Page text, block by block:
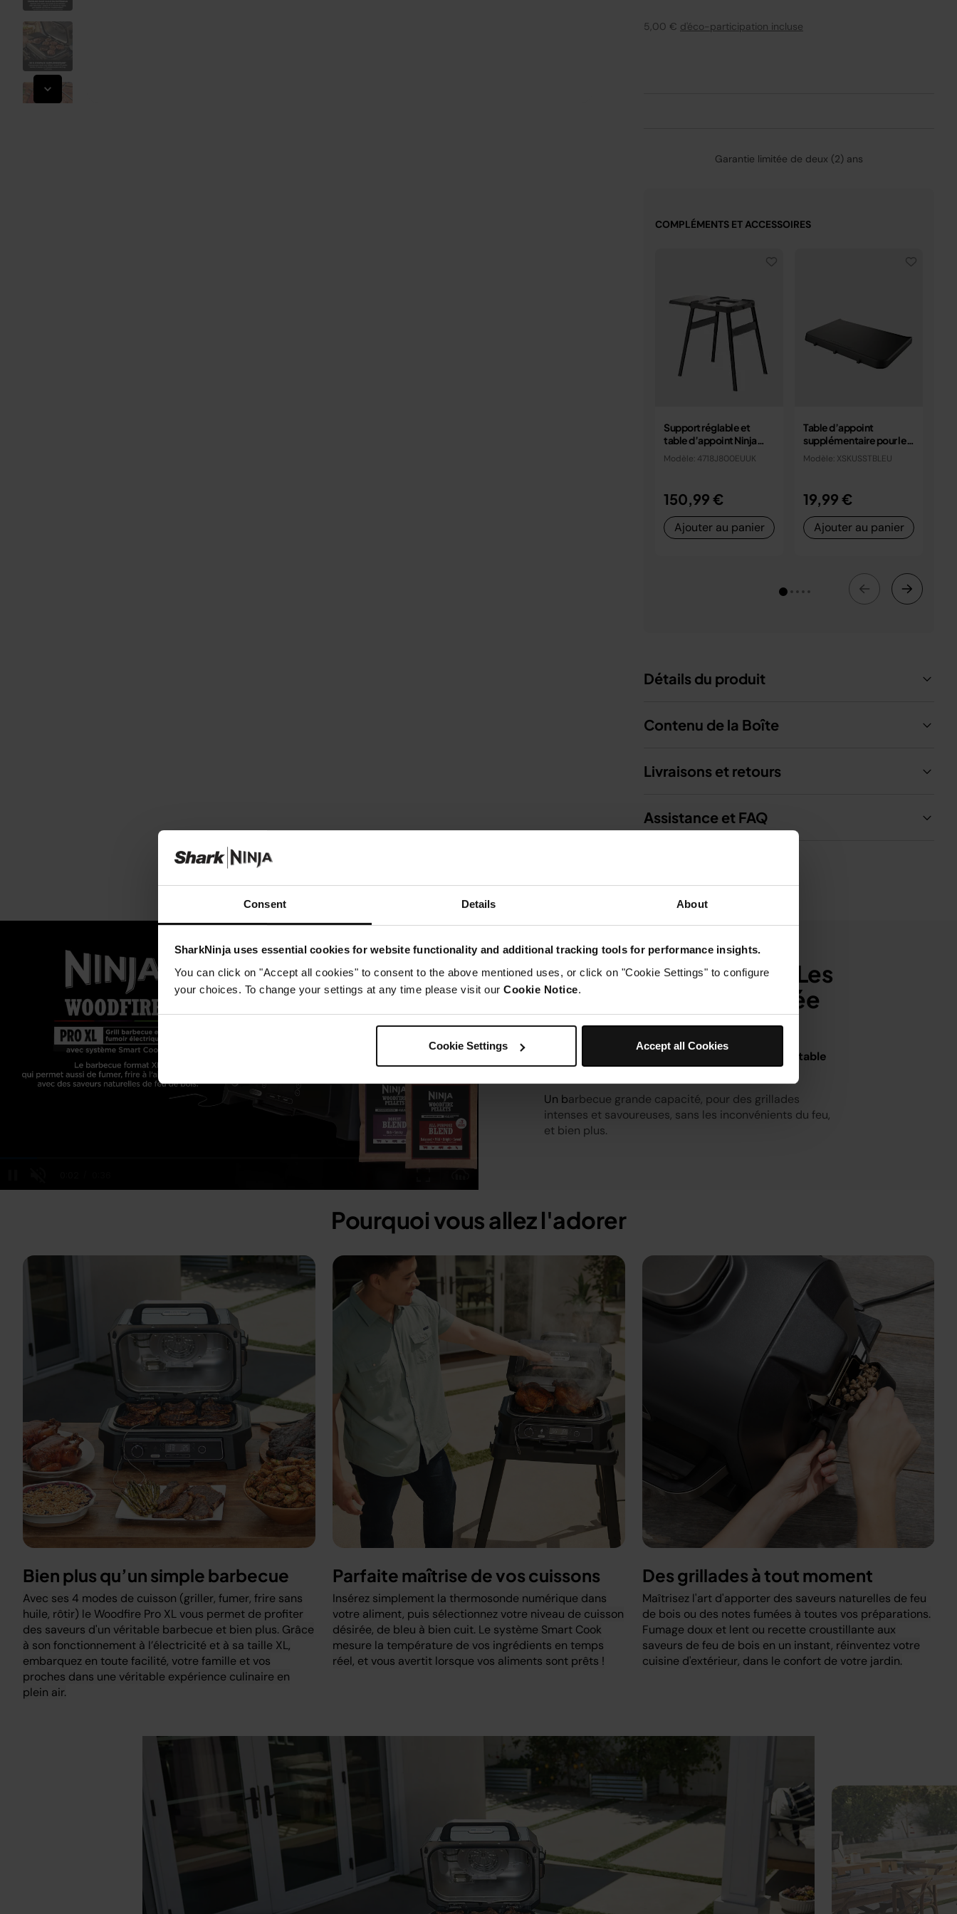
Consent Details About
SharkNinja uses essential cookies for website functionality and additional tracking tools for performance insights.
You can click on "Accept all cookies" to consent to the above mentioned uses, or click on "Cookie Settings" to configure
your choices. To change your settings at any time please visit our Cookie Notice.
Cookie Settings Accept all Cookies
campings, les balcons
5,00 € d'éco-participation incluse
Garantie limitée de deux (2) ans
COMPLÉMENTS ET ACCESSOIRES
Support réglable et
table d’appoint Ninja
Woodfire
Modèle: 4718J800EUUK
150,99 €
Ajouter au panier
Table d’appoint
supplémentaire pour le
four d’extérieur Ninja
Woodfire
Modèle: XSKUSSTBLEU
19,99 €
Ajouter au panier
Détails du produit
Contenu de la Boîte
Livraisons et retours
Assistance et FAQ
Plus grand. Plus précis. Les
mêmes saveurs de fumée
authentiques.
Bien plus qu’un barbecue électrique, une véritable
Un barbecue grande capacité, pour des grillades
intenses et savoureuses, sans les inconvénients du feu,
et bien plus.
Pourquoi vous allez l'adorer
Bien plus qu’un simple barbecue
Avec ses 4 modes de cuisson (griller, fumer, frire sans
huile, rôtir) le Woodfire Pro XL vous permet de profiter
des saveurs d'un véritable barbecue et bien plus. Grâce
à son fonctionnement à l’électricité et à sa taille XL,
embarquez en toute facilité, votre famille et vos
proches dans une véritable expérience culinaire en
plein air.
Parfaite maîtrise de vos cuissons
Insérez simplement la thermosonde numérique dans
votre aliment, puis sélectionnez votre niveau de cuisson
désirée, de bleu à bien cuit. Le système Smart Cook
mesure la température de vos ingrédients en temps
réel, et vous avertit lorsque vos aliments sont prêts !
Des grillades à tout moment
Maîtrisez l'art d'apporter des saveurs naturelles de feu
de bois ou des notes fumées à toutes vos préparations.
Fumage doux et lent ou recette croustillante aux
saveurs de feu de bois en un instant, réinventez votre
cuisine d'extérieur, dans le confort de votre jardin.